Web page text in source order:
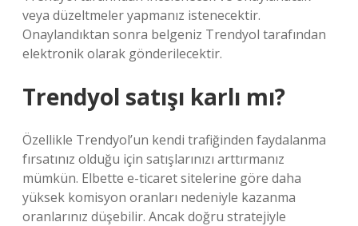
veya düzeltmeler yapmanız istenecektir.
Onaylandıktan sonra belgeniz Trendyol tarafından
elektronik olarak gönderilecektir.
Trendyol satışı karlı mı?
Özellikle Trendyol’un kendi trafiğinden faydalanma
fırsatınız olduğu için satışlarınızı arttırmanız
mümkün. Elbette e-ticaret sitelerine göre daha
yüksek komisyon oranları nedeniyle kazanma
oranlarınız düşebilir. Ancak doğru stratejiyle